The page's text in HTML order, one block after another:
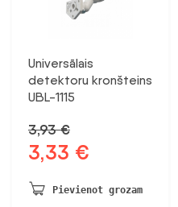
Universālais
detektoru kronšteins
UBL-1115
3,93€
Sākotnējā
bija:
3,33 €
ir:
Pievienot grozam